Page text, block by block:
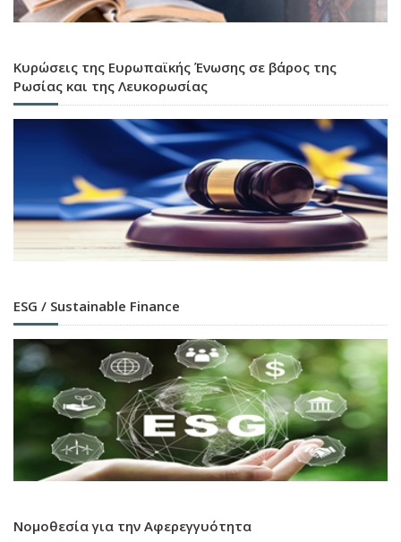
Κυρώσεις της Ευρωπαϊκής Ένωσης σε βάρος της
Ρωσίας και της Λευκορωσίας
ESG / Sustainable Finance
Νομοθεσία για την Αφερεγγυότητα